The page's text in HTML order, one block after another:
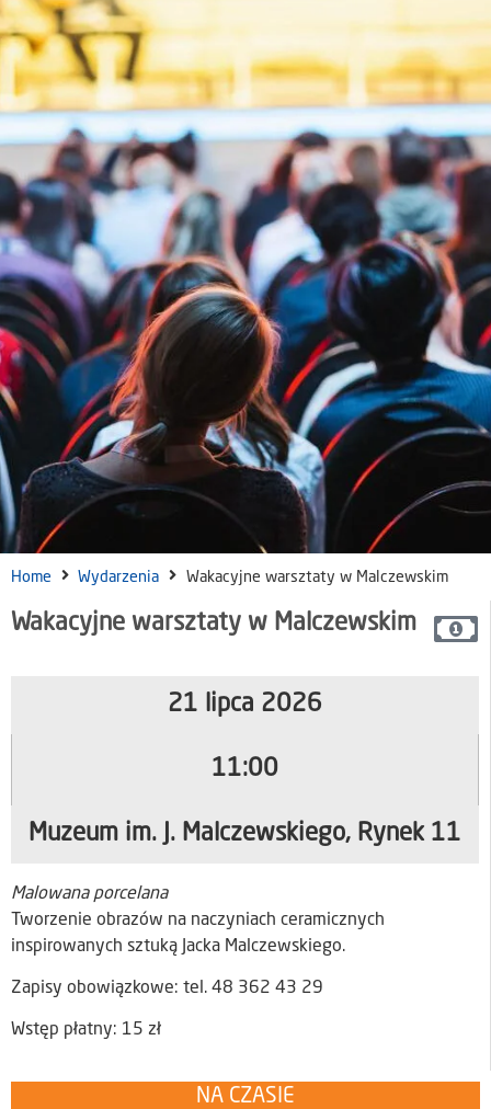
Home Wydarzenia Wakacyjne warsztaty w Malczewskim
Wakacyjne warsztaty w Malczewskim
21 lipca 2026
11:00
Muzeum im. J. Malczewskiego, Rynek 11
Malowana porcelana
Tworzenie obrazów na naczyniach ceramicznych
inspirowanych sztuką Jacka Malczewskiego.
Zapisy obowiązkowe: tel. 48 362 43 29
Wstęp płatny: 15 zł
NA CZASIE